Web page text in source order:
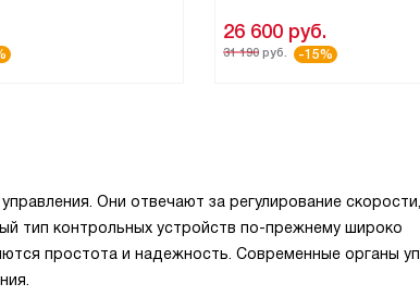
26 600 руб.
31 190 руб. -15%
Они отвечают за регулирование
тип контрольных устройств по-прежнему широко
простота и надежность. Современные органы